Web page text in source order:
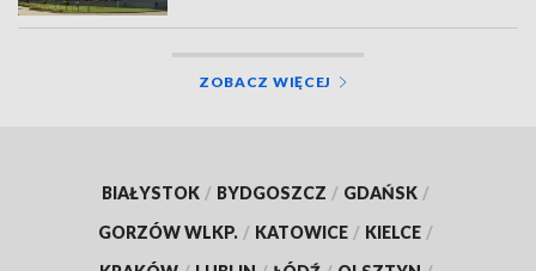
ZOBACZ WIĘCEJ
BIAŁYSTOK / BYDGOSZCZ / GDAŃSK /
GORZÓW WLKP. / KATOWICE / KIELCE /